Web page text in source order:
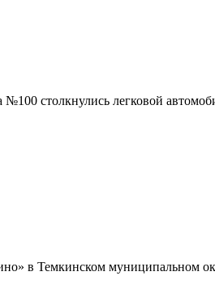
столкнулись легковой
в Темкинском муниципальном